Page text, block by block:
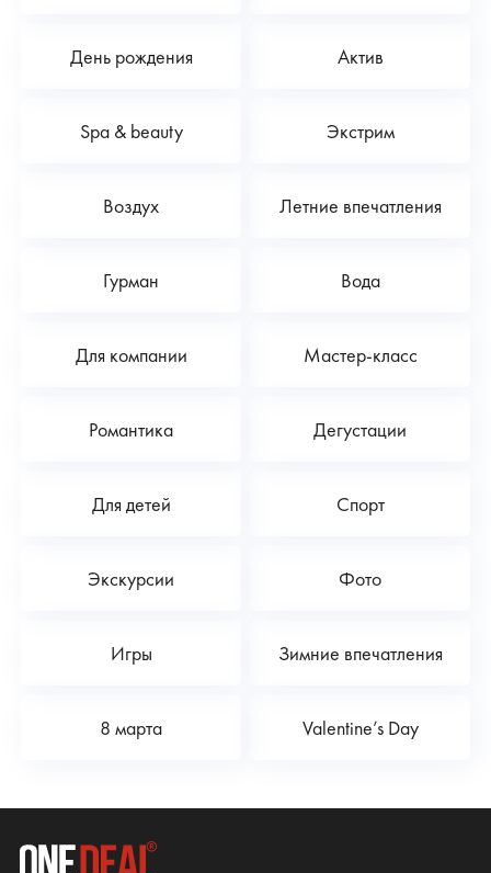
День рождения Актив
Spa & beauty Экстрим
Воздух Летние впечатления
Гурман Вода
Для компании Мастер-класс
Романтика Дегустации
Для детей Спорт
Экскурсии Фото
Игры Зимние впечатления
8 марта Valentine’s Day